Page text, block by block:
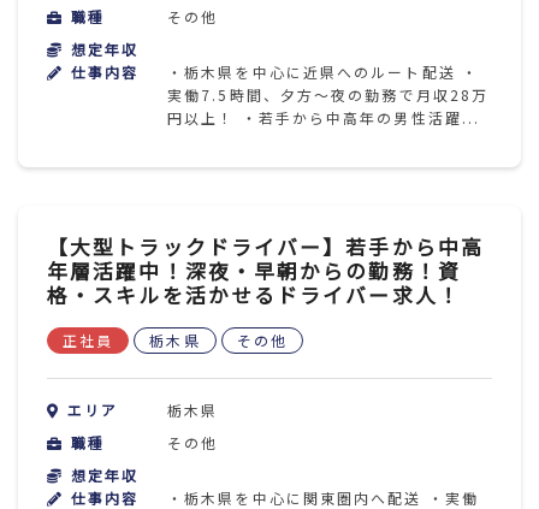
職種
その他
想定年収
仕事内容
・栃木県を中心に近県へのルート配送 ・
実働7.5時間、夕方～夜の勤務で月収28万
円以上！ ・若手から中高年の男性活躍...
【大型トラックドライバー】若手から中高
年層活躍中！深夜・早朝からの勤務！資
格・スキルを活かせるドライバー求人！
正社員 栃木県 その他
エリア
栃木県
職種
その他
想定年収
仕事内容
・栃木県を中心に関東圏内へ配送 ・実働